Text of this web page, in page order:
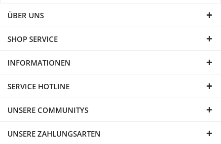
ÜBER UNS
SHOP SERVICE
INFORMATIONEN
SERVICE HOTLINE
UNSERE COMMUNITYS
UNSERE ZAHLUNGSARTEN